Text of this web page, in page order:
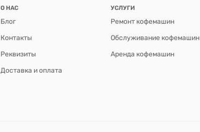
О НАС
Блог
Контакты
Реквизиты
Доставка и оплата
УСЛУГИ
Ремонт кофемашин
Обслуживание кофемашин
Аренда кофемашин